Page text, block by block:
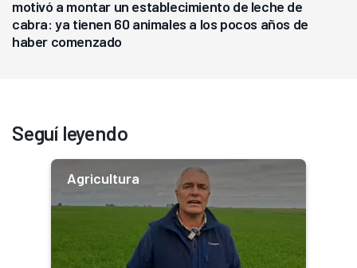
motivó a montar un establecimiento de leche de
cabra: ya tienen 60 animales a los pocos años de
haber comenzado
Seguí leyendo
Agricultura